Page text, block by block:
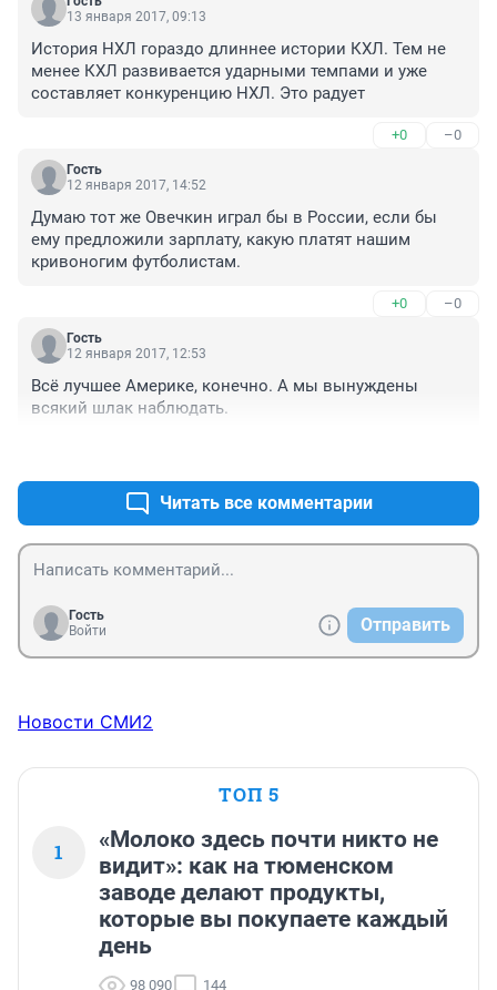
13 января 2017, 09:13
История НХЛ гораздо длиннее истории КХЛ. Тем не
менее КХЛ развивается ударными темпами и уже
составляет конкуренцию НХЛ. Это радует
+0 –0
Гость
12 января 2017, 14:52
Думаю тот же Овечкин играл бы в России, если бы
ему предложили зарплату, какую платят нашим
кривоногим футболистам.
+0 –0
Гость
12 января 2017, 12:53
Всё лучшее Америке, конечно. А мы вынуждены
всякий шлак наблюдать.
Читать все комментарии
Гость
Войти
Отправить
Новости СМИ2
ТОП 5
1
«Молоко здесь почти никто не
видит»: как на тюменском
заводе делают продукты,
которые вы покупаете каждый
день
98 090 144